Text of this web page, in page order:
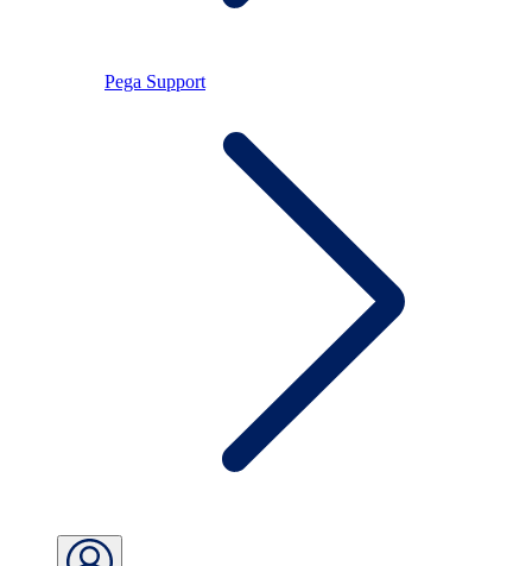
Pega Support